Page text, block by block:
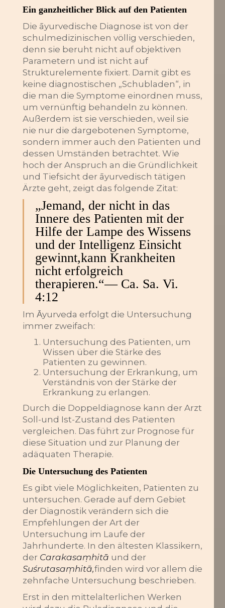
Ein ganzheitlicher Blick auf den Patienten
Die āyurvedische Diagnose ist von der
schulmedizinischen völlig verschieden,
denn sie beruht nicht auf objektiven
Parametern und ist nicht auf
Strukturelemente fixiert. Damit gibt es
keine diagnostischen „Schubladen“, in
die man die Symptome einordnen muss,
um vernünftig behandeln zu können.
Außerdem ist sie verschieden, weil sie
nie nur die dargebotenen Symptome,
sondern immer auch den Patienten und
dessen Umständen betrachtet. Wie
hoch der Anspruch an die Gründlichkeit
und Tiefsicht der āyurvedisch tätigen
Ärzte geht, zeigt das folgende Zitat:
„Jemand, der nicht in das
Innere des Patienten mit der
Hilfe der Lampe des Wissens
und der Intelligenz Einsicht
gewinnt,kann Krankheiten
nicht erfolgreich
therapieren.“— Ca. Sa. Vi.
4:12
Im Ᾱyurveda erfolgt die Untersuchung
immer zweifach:
Untersuchung des Patienten, um
Wissen über die Stärke des
Patienten zu gewinnen.
Untersuchung der Erkrankung, um
Verständnis von der Stärke der
Erkrankung zu erlangen.
Durch die Doppeldiagnose kann der Arzt
Soll-und Ist-Zustand des Patienten
vergleichen. Das führt zur Prognose für
diese Situation und zur Planung der
adäquaten Therapie.
Die Untersuchung des Patienten
Es gibt viele Möglichkeiten, Patienten zu
untersuchen. Gerade auf dem Gebiet
der Diagnostik verändern sich die
Empfehlungen der Art der
Untersuchung im Laufe der
Jahrhunderte. In den ältesten Klassikern,
der Carakasaṃhitā und der
Suśrutasaṃhitā,finden wird vor allem die
zehnfache Untersuchung beschrieben.
Erst in den mittelalterlichen Werken